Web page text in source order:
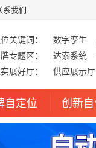
系我们
关键词： 数字孪生
专题区：
达索系统
展好厅：
供应展示厅
自定位 创新